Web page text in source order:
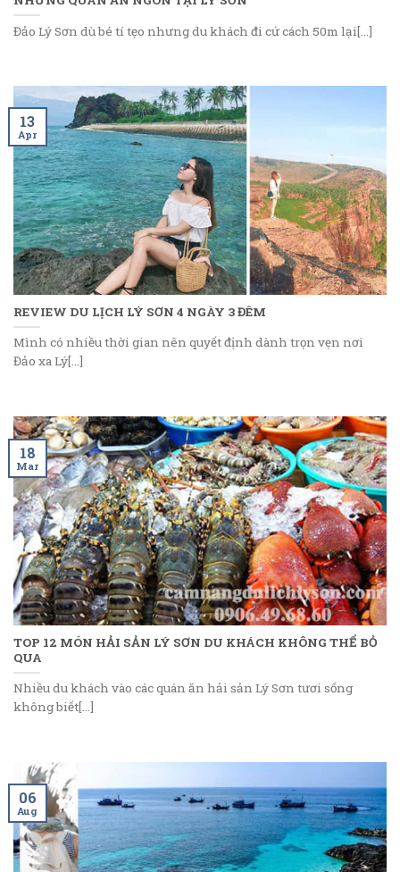
Đảo Lý Sơn dù bé tí tẹo nhưng du khách đi cứ cách 50m lại[...]
REVIEW DU LỊCH LÝ SƠN 4 NGÀY 3 ĐÊM
Mình có nhiều thời gian nên quyết định dành trọn vẹn nơi
Đảo xa Lý[...]
13
Apr
TOP 12 MÓN HẢI SẢN LÝ SƠN DU KHÁCH KHÔNG THỂ BỎ
QUA
Nhiều du khách vào các quán ăn hải sản Lý Sơn tươi sống
không biết[...]
18
Mar
06
Aug